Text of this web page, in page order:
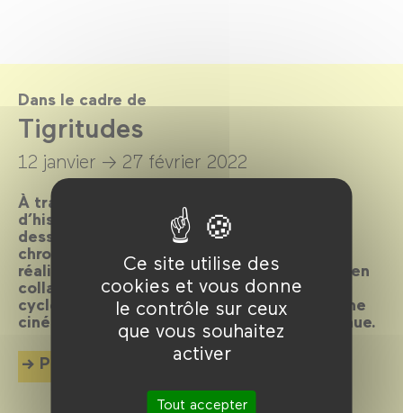
Ce site utilise des
cookies et vous donne
le contrôle sur ceux
que vous souhaitez
activer
Tout accepter
Dans le cadre de
Tigritudes
12 janvier → 27 février 2022
À travers 126 films, 40 pays et 66 ans
d’histoire de cinéma,Tigritudes
dessine une anthologie subjective et
chronologique panafricaine. Conçu par les
réalisatrices Dyana Gaye et Valérie Osouf, en
collaboration avec leForum des images
cycle parcourt les enjeux et les formes d’une
cinématographie encore largement méconnue.
Plus d'info